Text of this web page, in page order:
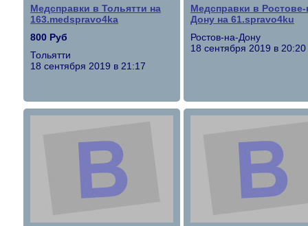
Медсправки в Тольятти на
163.medspravo4ka
800 Руб
Тольятти
18 сентября 2019 в 21:17
Медсправки в Ростове-
Дону на 61.spravo4ku
Ростов-на-Дону
18 сентября 2019 в 20:20